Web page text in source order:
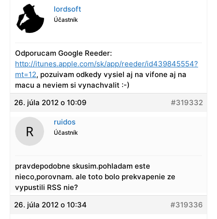
lordsoft
Účastník
Odporucam Google Reeder:
http://itunes.apple.com/sk/app/reeder/id439845554?
mt=12, pozuivam odkedy vysiel aj na vifone aj na
macu a neviem si vynachvalit :-)
26. júla 2012 o 10:09
#319332
ruidos
Účastník
pravdepodobne skusim.pohladam este
nieco,porovnam. ale toto bolo prekvapenie ze
vypustili RSS nie?
26. júla 2012 o 10:34
#319336